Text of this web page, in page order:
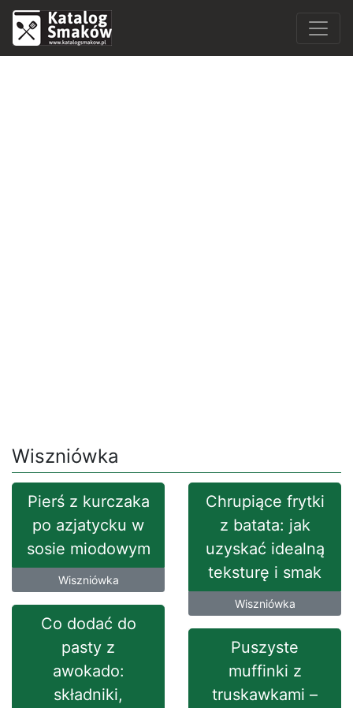
Wiszniówka
Pierś z kurczaka
po azjatycku w
sosie miodowym
Wiszniówka
Chrupiące frytki
z batata: jak
uzyskać idealną
teksturę i smak
Wiszniówka
Co dodać do
pasty z
awokado:
składniki,
Puszyste
muffinki z
truskawkami –